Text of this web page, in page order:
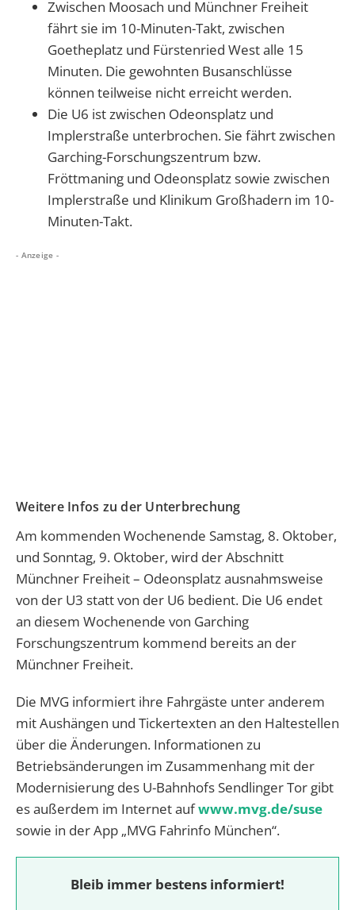
Zwischen Moosach und Münchner Freiheit
fährt sie im 10-Minuten-Takt, zwischen
Goetheplatz und Fürstenried West alle 15
Minuten. Die gewohnten Busanschlüsse
können teilweise nicht erreicht werden.
Die U6 ist zwischen Odeonsplatz und
Implerstraße unterbrochen. Sie fährt zwischen
Garching-Forschungszentrum bzw.
Fröttmaning und Odeonsplatz sowie zwischen
Implerstraße und Klinikum Großhadern im 10-
Minuten-Takt.
- Anzeige -
Weitere Infos zu der Unterbrechung
Am kommenden Wochenende Samstag, 8. Oktober,
und Sonntag, 9. Oktober, wird der Abschnitt
Münchner Freiheit – Odeonsplatz ausnahmsweise
von der U3 statt von der U6 bedient. Die U6 endet
an diesem Wochenende von Garching
Forschungszentrum kommend bereits an der
Münchner Freiheit.
Die MVG informiert ihre Fahrgäste unter anderem
mit Aushängen und Tickertexten an den Haltestellen
über die Änderungen. Informationen zu
Betriebsänderungen im Zusammenhang mit der
Modernisierung des U-Bahnhofs Sendlinger Tor gibt
es außerdem im Internet aufwww.mvg.de/suse
sowie in der App „MVG Fahrinfo München“.
Bleib immer bestens informiert!